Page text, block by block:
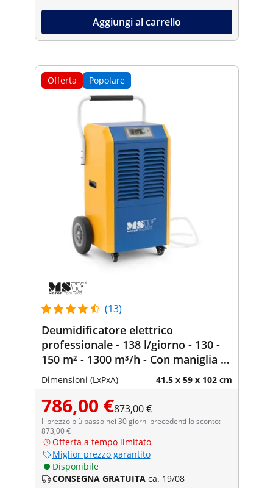
Aggiungi al carrello
Offerta Popolare
(13)
Deumidificatore elettrico
professionale - 138 l/giorno - 130 -
150 m² - 1300 m³/h - Con maniglia -
Pro Series
Dimensioni (LxPxA) 41.5 x 59 x 102 cm
786,00 €873,00 €
Il prezzo più basso nei 30 giorni precedenti lo sconto:
873,00 €
Offerta a tempo limitato
Miglior prezzo garantito
Disponibile
CONSEGNA GRATUITA ca. 19/08